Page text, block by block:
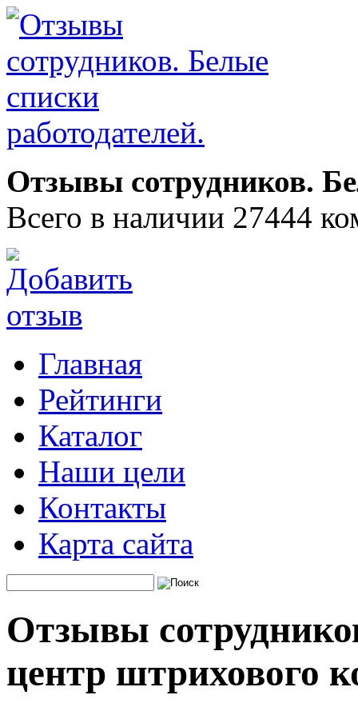
Отзывы сотрудников.
Всего в наличии 27444
Главная
Рейтинги
Каталог
Наши цели
Контакты
Карта сайта
Отзывы
центр штрихового